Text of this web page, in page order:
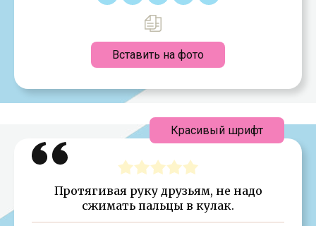
Вставить на фото
Протягивая руку друзьям, не надо
сжимать пальцы в кулак.
Красивый шрифт